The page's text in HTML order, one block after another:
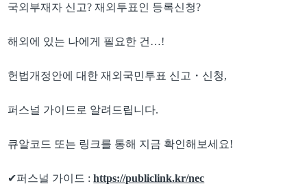
국외부재자 신고?재외투표인 등록신청?
해외에 있는 나에게 필요한 건 …!
헌법개정안에 대한 재외국민투표 신고 ・ 신청,
퍼스널 가이드로 알려드립니다.
큐알코드 또는 링크를 통해 지금 확인해보세요!
✔퍼스널 가이드 :https://publiclink.kr/nec